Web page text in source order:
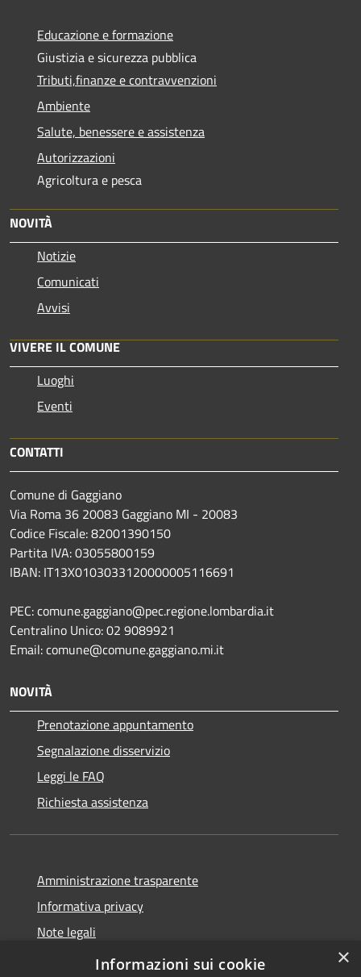
Educazione e formazione
Giustizia e sicurezza pubblica
Tributi,finanze e contravvenzioni
Ambiente
Salute, benessere e assistenza
Autorizzazioni
Agricoltura e pesca
NOVITÀ
Notizie
Comunicati
Avvisi
VIVERE IL COMUNE
Luoghi
Eventi
CONTATTI
Comune di Gaggiano
Via Roma 36 20083 Gaggiano MI - 20083
Codice Fiscale: 82001390150
Partita IVA: 03055800159
IBAN: IT13X0103033120000005116691
PEC: comune.gaggiano@pec.regione.lombardia.it
Centralino Unico: 02 9089921
Email: comune@comune.gaggiano.mi.it
NOVITÀ
Prenotazione appuntamento
Segnalazione disservizio
Leggi le FAQ
Richiesta assistenza
Amministrazione trasparente
Informativa privacy
Note legali
Dichiarazione di accessibilità
×
Informazioni sui cookie